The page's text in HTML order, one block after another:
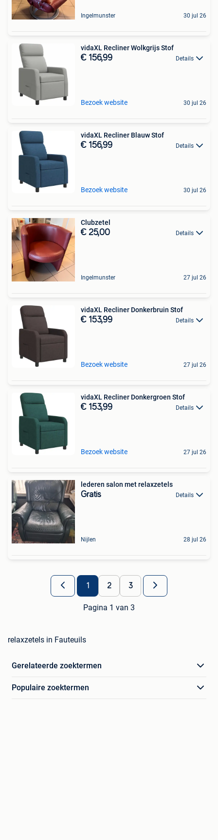
Ingelmunster 30 jul 26
vidaXL Recliner Wolkgrijs Stof
€ 156,99 Details
Bezoek website 30 jul 26
vidaXL Recliner Blauw Stof
€ 156,99 Details
Bezoek website 30 jul 26
Clubzetel
€ 25,00 Details
Ingelmunster 27 jul 26
vidaXL Recliner Donkerbruin Stof
€ 153,99 Details
Bezoek website 27 jul 26
vidaXL Recliner Donkergroen Stof
€ 153,99 Details
Bezoek website 27 jul 26
lederen salon met relaxzetels
Gratis Details
Nijlen 28 jul 26
1 2 3
Pagina 1 van 3
relaxzetels in Fauteuils
Gerelateerde zoektermen
Populaire zoektermen